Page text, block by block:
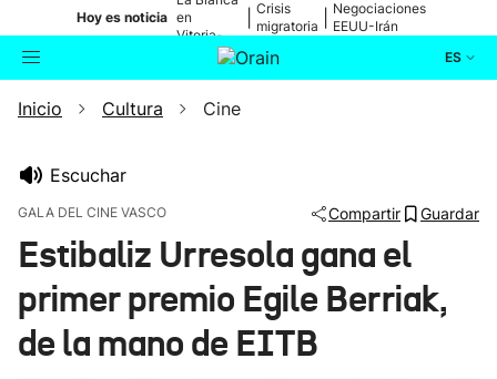
Hoy es noticia en
Vitoria-
Gasteiz
Crisis
migratoria
Negociaciones
EEUU-Irán
ES
Buscador Actualidad
Ikusmiran
Eguraldia
Inicio Cultura Cine
Escuchar
GALA DEL CINE VASCO Compartir Guardar
Estibaliz Urresola gana el
primer premio Egile Berriak,
de la mano de EITB